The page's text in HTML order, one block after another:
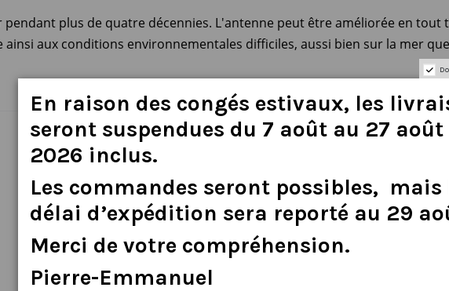
plus de quatre décennies. L'antenne peut être améliorée en
aux conditions environnementales difficiles, aussi bien sur la mer
En raison des congés estivaux, les
seront suspendues du 7 août au 27 août
2026 inclus.
Les commandes seront possibles, mais
délai d’expédition sera reporté au 29
Merci de votre compréhension.
Pierre-Emmanuel